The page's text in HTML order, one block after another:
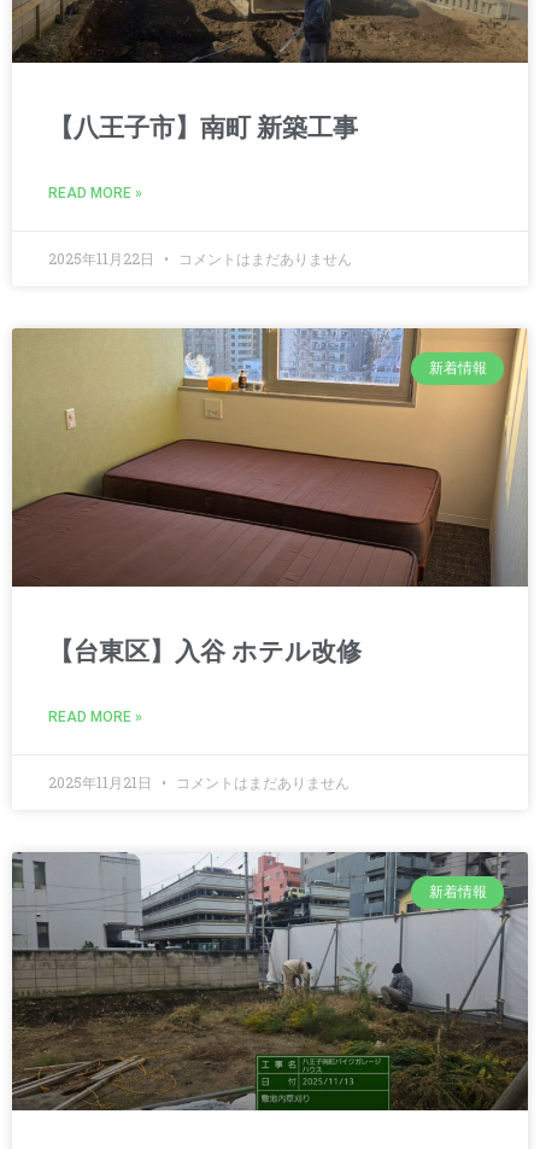
【八王子市】南町 新築工事
READ MORE »
2025年11月22日 コメントはまだありません
新着情報
【台東区】入谷 ホテル改修
READ MORE »
2025年11月21日 コメントはまだありません
新着情報